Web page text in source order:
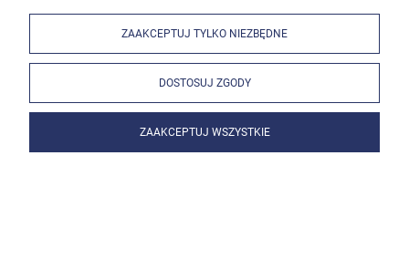
ZAAKCEPTUJ TYLKO NIEZBĘDNE
DOSTOSUJ ZGODY
ZAAKCEPTUJ WSZYSTKIE